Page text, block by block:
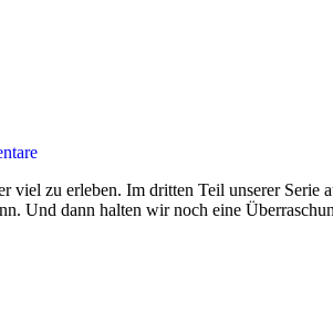
zu erleben. Im dritten Teil unserer Serie
Und dann halten wir noch eine